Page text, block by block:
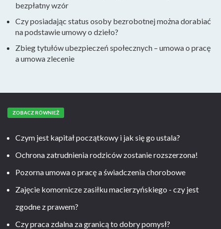
bezpłatny wzór
Czy posiadając status osoby bezrobotnej można dorabiać
na podstawie umowy o dzieło?
Zbieg tytułów ubezpieczeń społecznych – umowa o pracę
a umowa zlecenie
ZOBACZ RÓWNIEŻ
Czym jest kapitał początkowy i jak się go ustala?
Ochrona zatrudnienia rodziców zostanie rozszerzona!
Pozorna umowa o pracę a świadczenia chorobowe
Zajęcie komornicze zasiłku macierzyńskiego - czy jest
zgodne z prawem?
Czy praca zdalna za granicą to dobry pomysł?